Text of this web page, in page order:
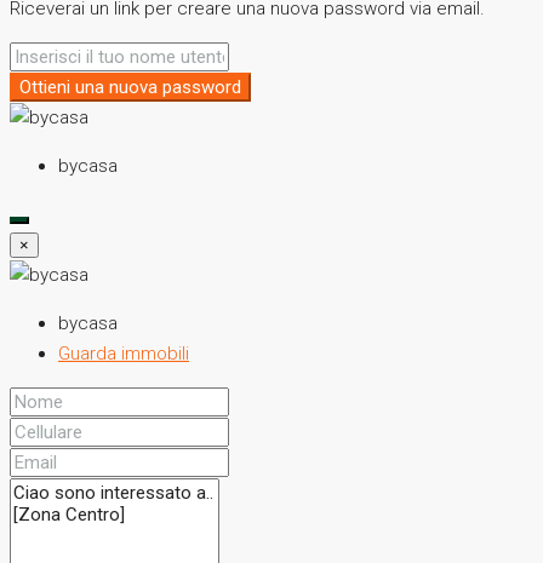
Riceverai un link per creare una nuova password via email.
Ottieni una nuova password
bycasa
×
bycasa
Guarda immobili